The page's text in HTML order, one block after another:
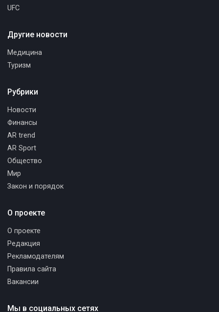
UFC
Другие новости
Медицина
Туризм
Мы в социальных сетях
Рубрики
Новости
Финансы
AR trend
AR Sport
Общество
Мир
Закон и порядок
О проекте
О проекте
Редакция
Рекламодателям
Правила сайта
Вакансии